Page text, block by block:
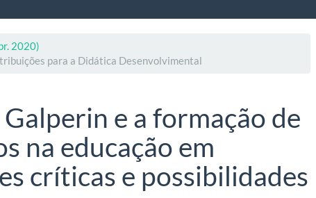
2020)
para a Didática Desenvolvimental
Galperin e a formação de
na educação em
críticas e possibilidades